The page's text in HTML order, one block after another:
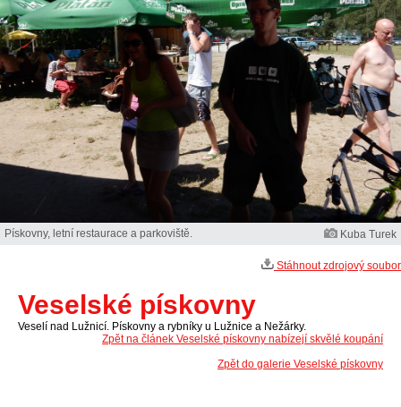
Pískovny, letní restaurace a parkoviště. Kuba Turek
Stáhnout zdrojový soubor
Veselské pískovny
Veselí nad Lužnicí. Pískovny a rybníky u Lužnice a Nežárky.
Zpět na článek Veselské pískovny nabízejí skvělé koupání
Zpět do galerie Veselské pískovny